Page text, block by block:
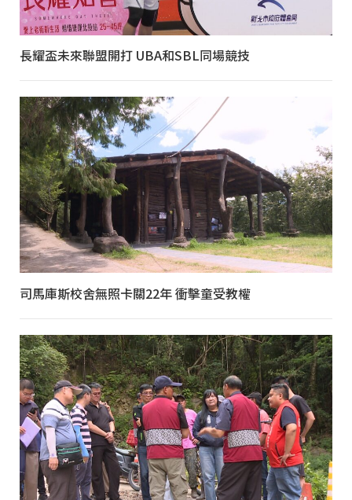
長耀盃未來聯盟開打 UBA和SBL同場競技
司馬庫斯校舍無照卡關22年 衝擊童受教權